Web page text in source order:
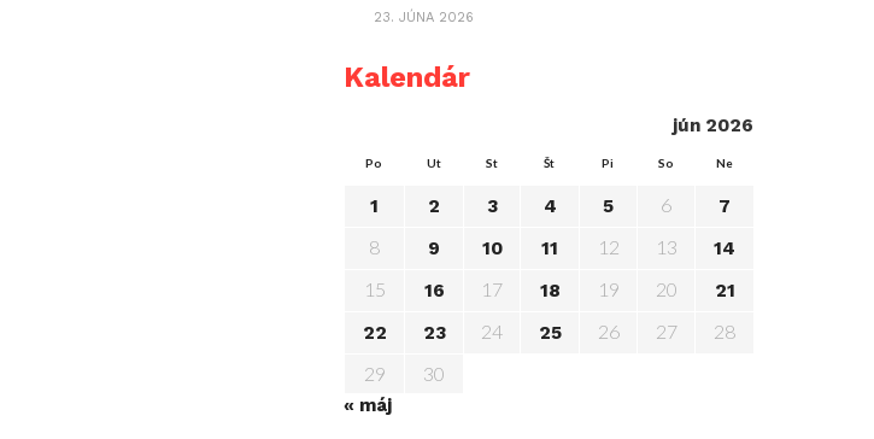
23. JÚNA 2026
Kalendár
jún 2026
Po Ut St Št Pi So Ne
1 2 3 4 5 6 7
8 9 10 11 12 13 14
15 16 17 18 19 20
21
22
23 24 25 26 27
28
29
30
« máj